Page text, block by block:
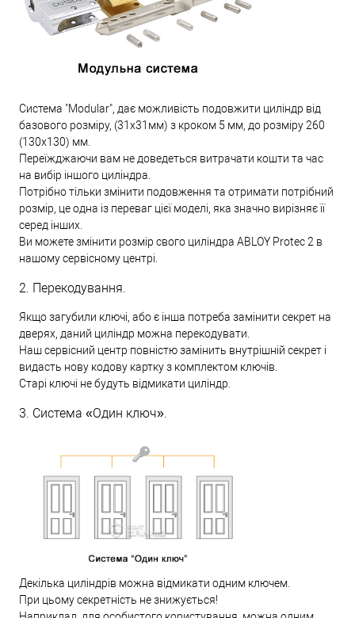
Система "Modular", дає можливість подовжити циліндр від
базового розміру, (31х31мм) з кроком 5 мм, до розміру 260
(130х130) мм.
Переїжджаючи вам не доведеться витрачати кошти та час
на вибір іншого циліндра.
Потрібно тільки змінити подовження та отримати потрібний
розмір, це одна із переваг цієї моделі, яка значно вирізняє її
серед інших.
Ви можете змінити розмір свого циліндра ABLOY Protec 2 в
нашому сервісному центрі.
2. Перекодування.
Якщо загубили ключі, або є інша потреба замінити секрет на
дверях, даний циліндр можна перекодувати.
Наш сервісний центр повністю замінить внутрішній секрет і
видасть нову кодову картку з комплектом ключів.
Старі ключі не будуть відмикати циліндр.
3. Система «Один ключ».
Декілька циліндрів можна відмикати одним ключем.
При цьому секретність не знижується!